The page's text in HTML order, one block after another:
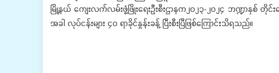
မြို့နယ် ကျေးလက်လမ်းဖွံ့ဖြိုးရေးဦးစီးဌာနက၂၀၂၃-၂၀၂၄ ဘဏ္ဍာနှ
အခါ လုပ်ငန်းများ ၄၀ ရာခိုင်နှုန်းခန့် ပြီးစီးပြီဖြစ်ကြောင်းသိရသည်။